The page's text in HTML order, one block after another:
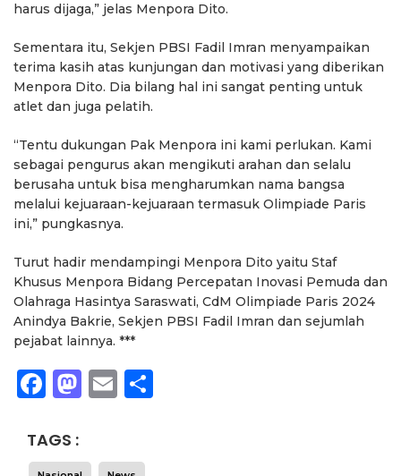
harus dijaga,” jelas Menpora Dito.
Sementara itu, Sekjen PBSI Fadil Imran menyampaikan
terima kasih atas kunjungan dan motivasi yang diberikan
Menpora Dito. Dia bilang hal ini sangat penting untuk
atlet dan juga pelatih.
“Tentu dukungan Pak Menpora ini kami perlukan. Kami
sebagai pengurus akan mengikuti arahan dan selalu
berusaha untuk bisa mengharumkan nama bangsa
melalui kejuaraan-kejuaraan termasuk Olimpiade Paris
ini,” pungkasnya.
Turut hadir mendampingi Menpora Dito yaitu Staf
Khusus Menpora Bidang Percepatan Inovasi Pemuda dan
Olahraga Hasintya Saraswati, CdM Olimpiade Paris 2024
Anindya Bakrie, Sekjen PBSI Fadil Imran dan sejumlah
pejabat lainnya. ***
Facebook
Mastodon
Email
TAGS :